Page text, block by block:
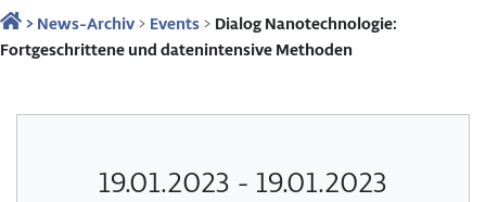
>News-Archiv> Events> Dialog Nanotechnologie:
Fortgeschrittene und datenintensive Methoden
19.01.2023 - 19.01.2023